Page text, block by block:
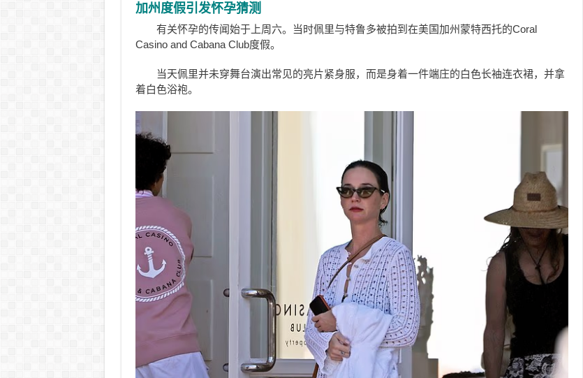
加州度假引发怀孕猜测
有关怀孕的传闻始于上周六。当时佩里与特鲁多被拍到在美国加州蒙特西托的Coral
Casino and Cabana Club度假。
当天佩里并未穿舞台演出常见的亮片紧身服，而是身着一件端庄的白色长袖连衣裙，并拿
着白色浴袍。